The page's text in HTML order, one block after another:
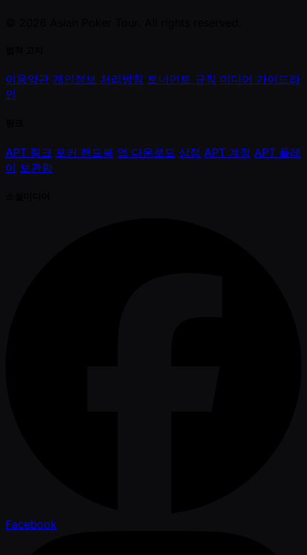
이용약관 개인정보 처리방침 토너먼트 규칙 미디어 가이드라
인
APT 링크 포커 핸드북 앱 다운로드 상점 APT 계정 APT 플레
이 보관함
Facebook